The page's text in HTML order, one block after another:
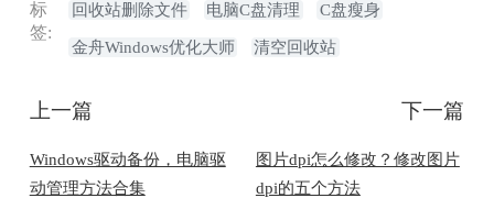
标
签:
回收站删除文件 电脑C盘清理 C盘瘦身
金舟Windows优化大师 清空回收站
上一篇
Windows驱动备份，电脑驱
动管理方法合集
下一篇
图片dpi怎么修改？修改图片
dpi的五个方法